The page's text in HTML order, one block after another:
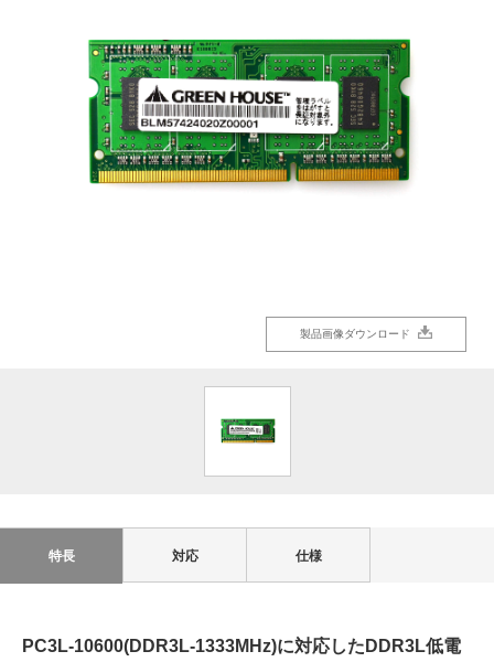
製品画像ダウンロード
特長 対応 仕様
PC3L-10600(DDR3L-1333MHz)に対応したDDR3L低電